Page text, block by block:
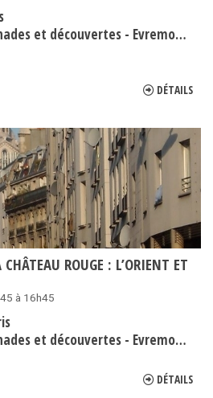
et découvertes - Evremond Bac
DÉTAILS
ROUGE : L’ORIENT ET
à 16h45
et découvertes - Evremond Bac
DÉTAILS